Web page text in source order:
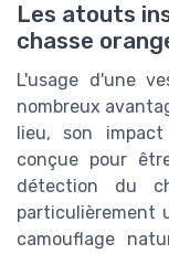
Les atouts
chasse
L'usage d'une
nombreux
lieu, son
conçue pour
détection du
particulièrement
camouflage